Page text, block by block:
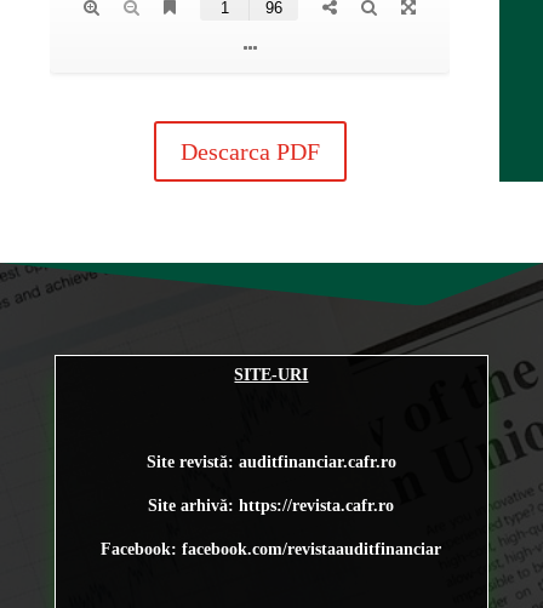
Descarca PDF
SITE-URI
Site revistă: auditfinanciar.cafr.ro
Site arhivă:https://revista.cafr.ro
Facebook: facebook.com/revistaauditfinanciar